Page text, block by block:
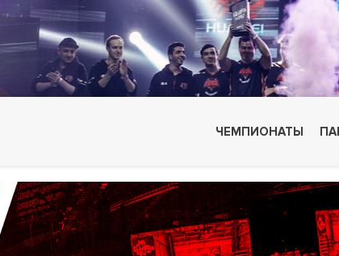
ЧЕМПИОНАТЫ